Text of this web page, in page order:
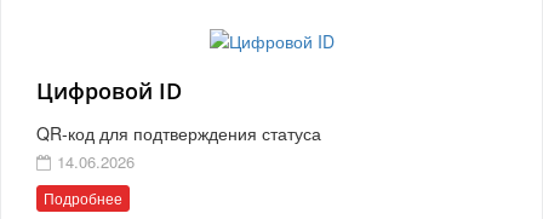
Цифровой ID
QR-код для подтверждения статуса
14.06.2026
Подробнее